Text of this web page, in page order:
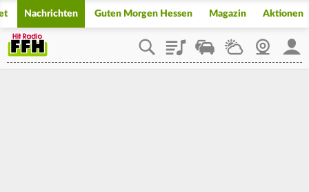
Nachrichten Guten Morgen Hessen Magazin Aktionen
PlaylistStaupilotWetterWebcam